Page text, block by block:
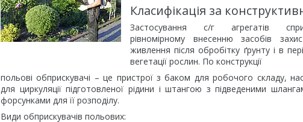
Класифікація за
Застосування с/г агрегатів
рівномірному внесенню засобів
живлення після обробітку ґрунту і в
вегетації рослин. По конструкції
польові обприскувачі – це пристрої з баком для робочого складу,
для циркуляції підготовленої рідини і штангою з підведеними
форсунками для її розподілу.
Види обприскувачів польових: